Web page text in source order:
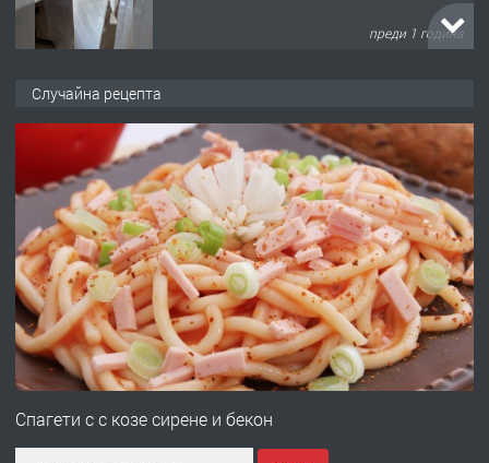
преди 1 година
преди 1 година
ПРЕДЛАГА
Първи поход "По стъпките на Ангел
Войвода"
преди 1 година
ПРЕДЛАГА
Монтажник на малки детайли за
Случайна рецепта
Спагети с с козе сирене и бекон